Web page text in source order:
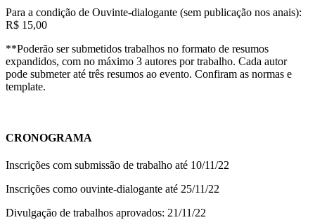
Para a condição de Ouvinte-dialogante (sem publicação nos anais):
R$ 15,00
**Poderão ser submetidos trabalhos no formato de resumos
expandidos, com no máximo 3 autores por trabalho. Cada autor
pode submeter até três resumos ao evento. Confiram as normas e
template.
CRONOGRAMA
Inscrições com submissão de trabalho até 10/11/22
Inscrições como ouvinte-dialogante até 25/11/22
Divulgação de trabalhos aprovados: 21/11/22